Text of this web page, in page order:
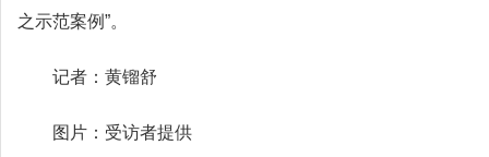
之示范案例”。
记者：黄镏舒
图片：受访者提供